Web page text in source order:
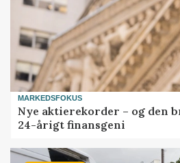
MARKEDSFOKUS
Nye aktierekorder – og den
24-årigt finansgeni